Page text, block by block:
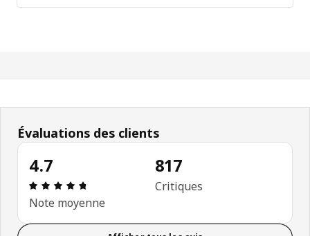
Évaluations des clients
4.7
Avis: 4.7 sur 5 étoiles. Nombre total d'avis: 817
Note moyenne
817
Critiques